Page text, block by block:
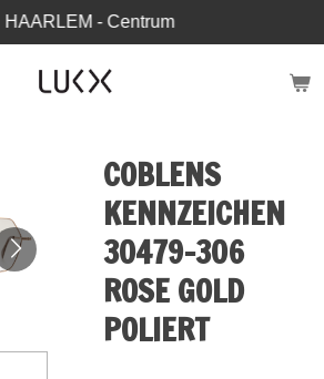
HAARLEM - Centrum
COBLENS
KENNZEICHEN
30479-306
ROSE GOLD
POLIERT